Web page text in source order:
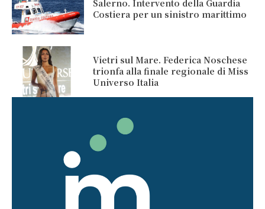
Salerno. Intervento della Guardia
Costiera per un sinistro marittimo
Vietri sul Mare. Federica Noschese
trionfa alla finale regionale di Miss
Universo Italia